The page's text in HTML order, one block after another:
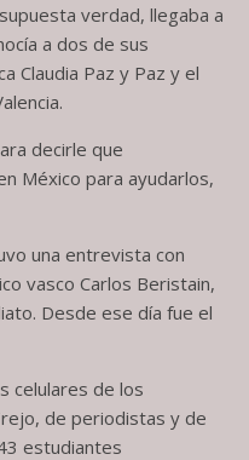
verdad, llegaba a
a dos de sus
Claudia Paz y Paz y el
decirle que
México para ayudarlos,
una entrevista con
vasco Carlos Beristain,
Desde ese día fue el
celulares de los
de periodistas y de
estudiantes